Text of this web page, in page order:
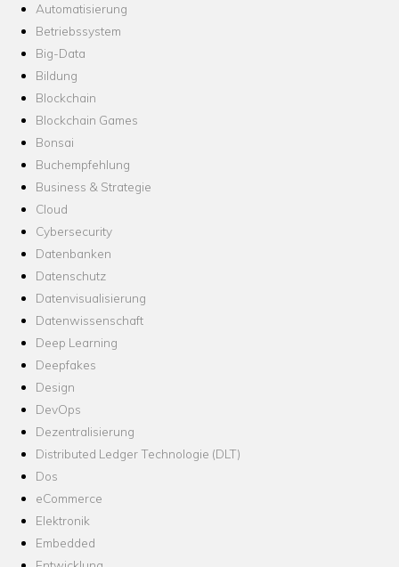
Automatisierung
Betriebssystem
Big-Data
Bildung
Blockchain
Blockchain Games
Bonsai
Buchempfehlung
Business & Strategie
Cloud
Cybersecurity
Datenbanken
Datenschutz
Datenvisualisierung
Datenwissenschaft
Deep Learning
Deepfakes
Design
DevOps
Dezentralisierung
Distributed Ledger Technologie (DLT)
Dos
eCommerce
Elektronik
Embedded